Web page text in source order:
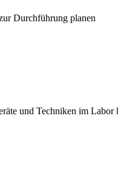
Durchführung planen
und Techniken im Labor